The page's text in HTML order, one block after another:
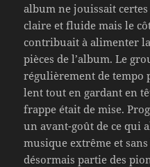
album ne jouissait
claire et fluide mais le
contribuait à alimenter
pièces de l’album. Le
régulièrement de tempo
lent tout en gardant en
frappe était de mise.
un avant-goût de ce qui
musique extrême et
désormais partie des